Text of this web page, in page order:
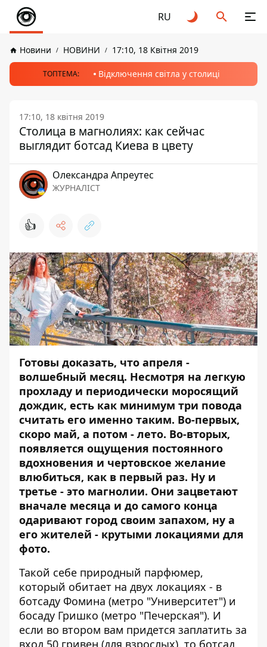
RU
Новини НОВИНИ 17:10, 18 Квітня 2019
ТОПТЕМА: Відключення світла у столиці
17:10, 18 квітня 2019
Столица в магнолиях: как сейчас
выглядит ботсад Киева в цвету
Олександра Апреутес
ЖУРНАЛІСТ
👍
Готовы доказать, что апреля -
волшебный месяц. Несмотря на легкую
прохладу и периодически моросящий
дождик, есть как минимум три повода
считать его именно таким. Во-первых,
скоро май, а потом - лето. Во-вторых,
появляется ощущения постоянного
вдохновения и чертовское желание
влюбиться, как в первый раз. Ну и
третье - это магнолии. Они зацветают
вначале месяца и до самого конца
одаривают город своим запахом, ну а
его жителей - крутыми локациями для
фото.
Такой себе природный парфюмер,
который обитает на двух локациях - в
ботсаду Фомина (метро "Университет") и
босаду Гришко (метро "Печерская"). И
если во втором вам придется заплатить за
вход 50 гривен (для взрослых), то ботсад